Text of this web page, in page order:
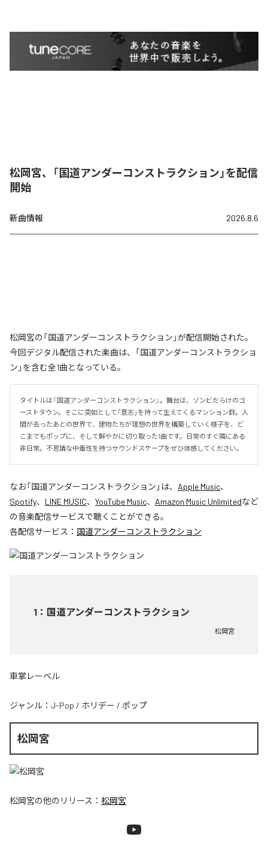
松岡宮、「国道アンダーコンストラクション」を配信
開始
新曲情報 2026.8.6
松岡宮の「国道アンダーコンストラクション」が配信開始された。
今回デジタル配信された楽曲は、「国道アンダーコンストラクショ
ン」を含む全1曲となっている。
タイトルは『国道アンダーコンストラクション』。舞台は、ゾンビだらけのゴ
ーストタウン。そこに突如として「意志」を持って生えてくるマンション群。人
間が去ったあとの世界で、建物たちが理想の世界を構築していく様子を、ど
こまでもポップに、そして鮮やかに切り取った1曲です。日常のすぐ隣にある
非日常。不思議な中毒性を持つサウンドスケープをぜひ体感してください。
なお「国道アンダーコンストラクション 」は、 Apple Music、
Spotify、 LINE MUSIC、 YouTube Music、 Amazon Music Unlimitedなど
の音楽配信サービスで聴くことができる。
各配信サービス： 国道アンダーコンストラクション
1 ： 国道アンダーコンストラクション
松岡宮
車掌レーベル
ジャンル： J-Pop / ホリデー / ポップ
松岡宮
松岡宮の他のリリース： 松岡宮